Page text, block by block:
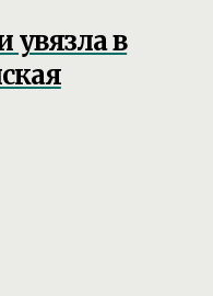
увязла в